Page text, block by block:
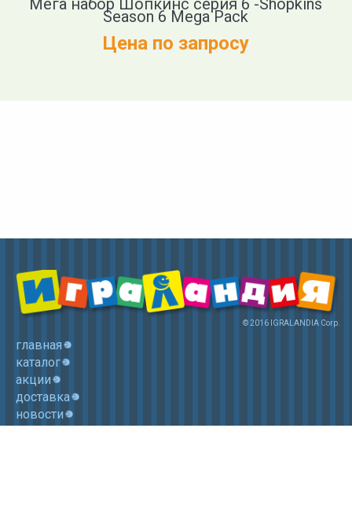
Мега набор Шопкинс серия 6 -Shopkins
Season 6 Mega Pack
Цена по запросу
© 2016 IGRALANDIA Corp.
главная
каталог
акции
доставка
новости